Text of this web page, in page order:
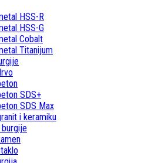
HSS-R
HSS-G
Cobalt
Titanijum
SDS+
SDS Max
i keramiku